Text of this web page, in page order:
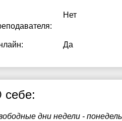
Нет
Да
себе:
дни недели -